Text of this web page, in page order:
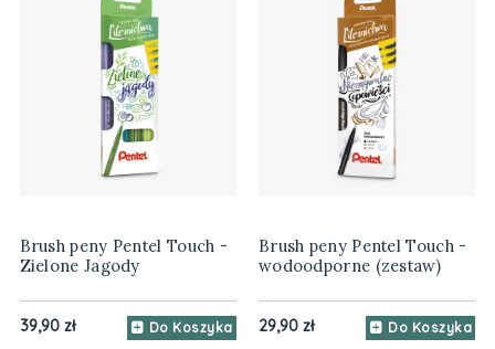
Brush peny Pentel Touch -
Zielone Jagody
39,90 zł Do Koszyka
Brush peny Pentel Touch -
wodoodporne (zestaw)
29,90 zł Do Koszyka